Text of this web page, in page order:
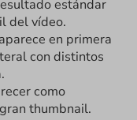
estándar
del vídeo.
en primera
con distintos
como
thumbnail.